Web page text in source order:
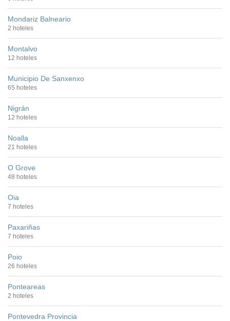
Mondariz Balneario
2 hoteles
Montalvo
12 hoteles
Municipio De Sanxenxo
65 hoteles
Nigrán
12 hoteles
Noalla
21 hoteles
O Grove
48 hoteles
Oia
7 hoteles
Paxariñas
7 hoteles
Poio
26 hoteles
Ponteareas
2 hoteles
Pontevedra Provincia